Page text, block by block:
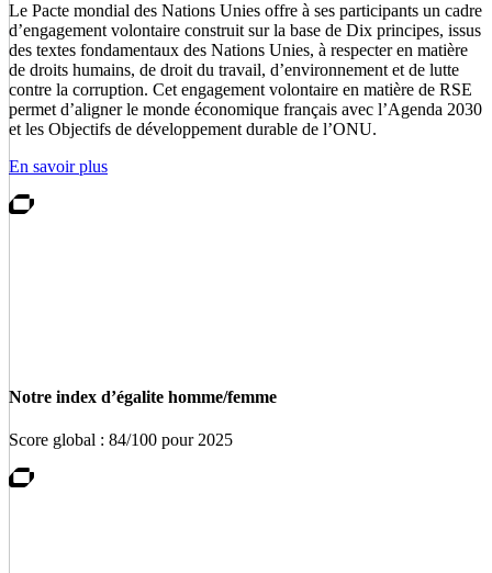
Le Pacte mondial des Nations Unies offre à ses participants un cadre
d’engagement volontaire construit sur la base de Dix principes, issus
des textes fondamentaux des Nations Unies, à respecter en matière
de droits humains, de droit du travail, d’environnement et de lutte
contre la corruption. Cet engagement volontaire en matière de RSE
permet d’aligner le monde économique français avec l’Agenda 2030
et les Objectifs de développement durable de l’ONU.
En savoir plus
Notre index d’égalite homme/femme
Score global : 84/100 pour 2025